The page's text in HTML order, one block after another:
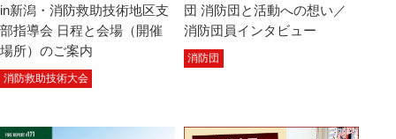
in新潟・消防救助技術地区支
部指導会 日程と会場（開催
場所）のご案内
消防救助技術大会
団 消防団と活動への想い／
消防団員インタビュー
消防団